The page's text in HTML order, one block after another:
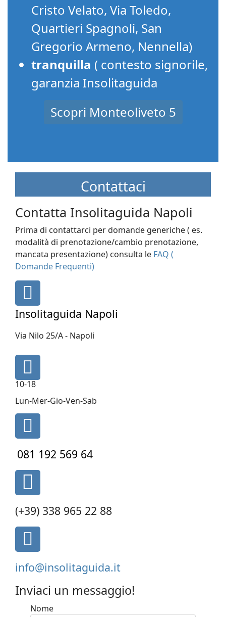
Cristo Velato, Via Toledo,
Quartieri Spagnoli, San
Gregorio Armeno, Nennella)
tranquilla ( contesto signorile,
garanzia Insolitaguida
Scopri Monteoliveto 5
Contattaci
Contatta Insolitaguida Napoli
Prima di contattarci per domande generiche ( es.
modalità di prenotazione/cambio prenotazione,
mancata presentazione) consulta le FAQ (
Domande Frequenti)
fas
map-
marker
Insolitaguida Napoli
Via Nilo 25/A - Napoli
fa
clock-
o
10-18
Lun-Mer-Gio-Ven-Sab
fa
081 192 569 64
fas
alt
(+39) 338 965 22 88
fa
square
info@insolitaguida.it
Inviaci un messaggio!
Nome